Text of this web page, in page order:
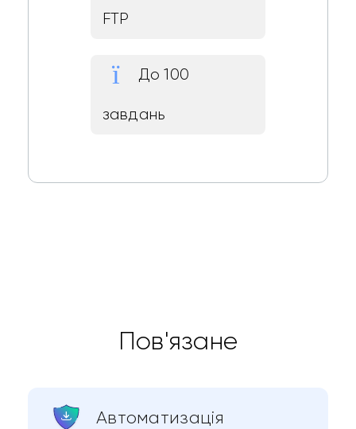
FTP
До 100
завдань
Пов'язане
Автоматизація